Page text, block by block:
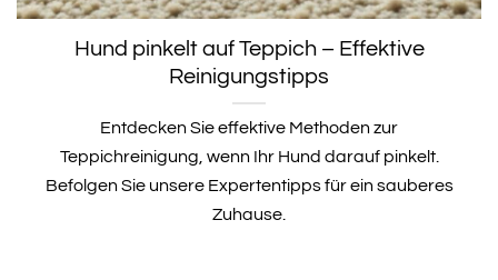
Hund pinkelt auf Teppich – Effektive
Reinigungstipps
Entdecken Sie effektive Methoden zur
Teppichreinigung, wenn Ihr Hund darauf pinkelt.
Befolgen Sie unsere Expertentipps für ein sauberes
Zuhause.